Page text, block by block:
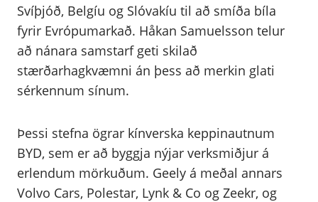
Svíþjóð, Belgíu og Slóvakíu til að smíða bíla
fyrir Evrópumarkað. Håkan Samuelsson telur
að nánara samstarf geti skilað
stærðarhagkvæmni án þess að merkin glati
sérkennum sínum.
Þessi stefna ögrar kínverska keppinautnum
BYD, sem er að byggja nýjar verksmiðjur á
erlendum mörkuðum. Geely á meðal annars
Volvo Cars, Polestar, Lynk & Co og Zeekr, og